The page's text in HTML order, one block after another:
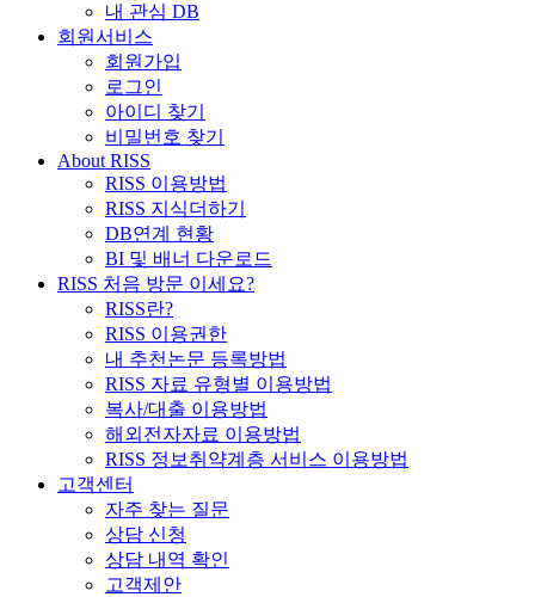
내 관심 DB
회원서비스
회원가입
로그인
아이디 찾기
비밀번호 찾기
About RISS
RISS 이용방법
RISS 지식더하기
DB연계 현황
BI 및 배너 다운로드
RISS 처음 방문 이세요?
RISS란?
RISS 이용권한
내 추천논문 등록방법
RISS 자료 유형별 이용방법
복사/대출 이용방법
해외전자자료 이용방법
RISS 정보취약계층 서비스 이용방법
고객센터
자주 찾는 질문
상담 신청
상담 내역 확인
고객제안